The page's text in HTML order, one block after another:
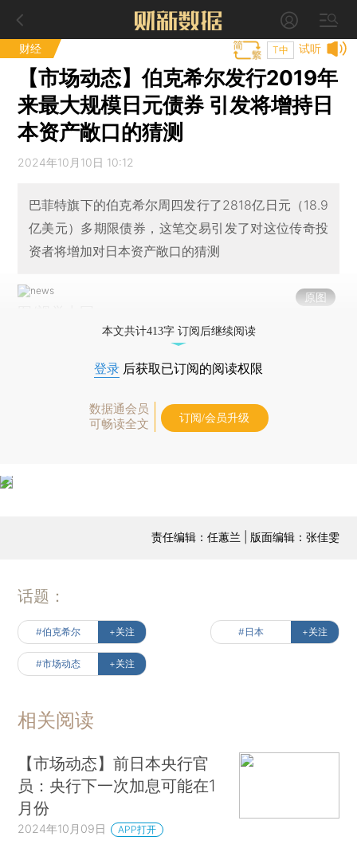
财经 试听
T中
【市场动态】伯克希尔发行2019年
来最大规模日元债券 引发将增持日
本资产敞口的猜测
2024年10月10日 10:12
巴菲特旗下的伯克希尔周四发行了2818亿日元（18.9
亿美元）多期限债券，这笔交易引发了对这位传奇投
资者将增加对日本资产敞口的猜测
原图
本文共计413字 订阅后继续阅读
登录 后获取已订阅的阅读权限
数据通会员
可畅读全文
订阅/会员升级
责任编辑：任蕙兰 | 版面编辑：张佳雯
话题：
#伯克希尔 +关注 #日本 +关注
#市场动态 +关注
相关阅读
【市场动态】前日本央行官
员：央行下一次加息可能在1
月份
2024年10月09日 APP打开